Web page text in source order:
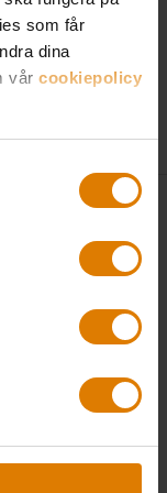
som får
dina
vår cookiepolicy
och
chef. –